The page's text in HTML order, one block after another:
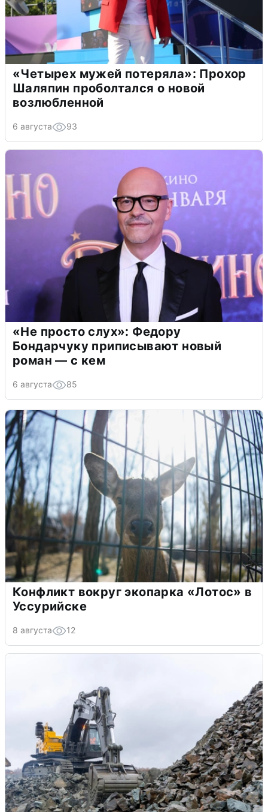
«Четырех мужей потеряла»: Прохор
Шаляпин проболтался о новой
возлюбленной
6 августа 93
«Не просто слух»: Федору
Бондарчуку приписывают новый
роман — с кем
6 августа 85
Конфликт вокруг экопарка «Лотос» в
Уссурийске
8 августа 12